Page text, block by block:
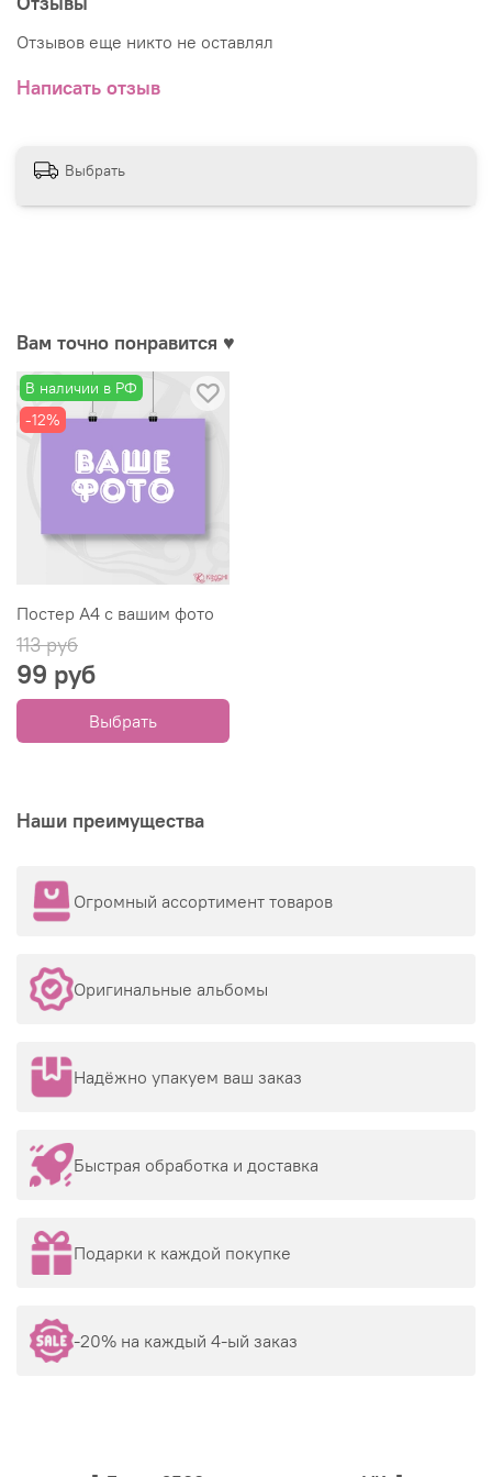
Отзывов еще никто не оставлял
Написать отзыв
Выбрать
Вам точно понравится ♥
В наличии в РФ
-12%
Постер А4 с вашим фото
113 руб
99 руб
Выбрать
Наши преимущества
Огромный ассортимент товаров
Оригинальные альбомы
Надёжно упакуем ваш заказ
Быстрая обработка и доставка
Подарки к каждой покупке
-20% на каждый 4-ый заказ